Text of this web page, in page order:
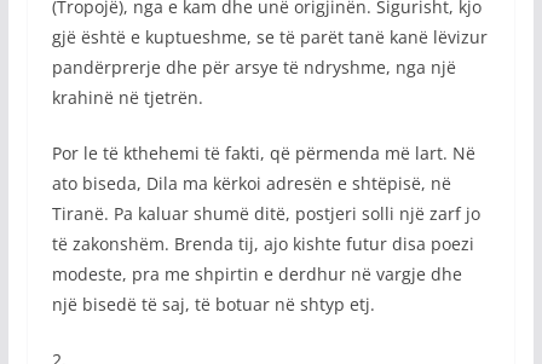
(Tropojë), nga e kam dhe unë origjinën. Sigurisht, kjo
gjë është e kuptueshme, se të parët tanë kanë lëvizur
pandërprerje dhe për arsye të ndryshme, nga një
krahinë në tjetrën.
Por le të kthehemi të fakti, që përmenda më lart. Në
ato biseda, Dila ma kërkoi adresën e shtëpisë, në
Tiranë. Pa kaluar shumë ditë, postjeri solli një zarf jo
të zakonshëm. Brenda tij, ajo kishte futur disa poezi
modeste, pra me shpirtin e derdhur në vargje dhe
një bisedë të saj, të botuar në shtyp etj.
2.